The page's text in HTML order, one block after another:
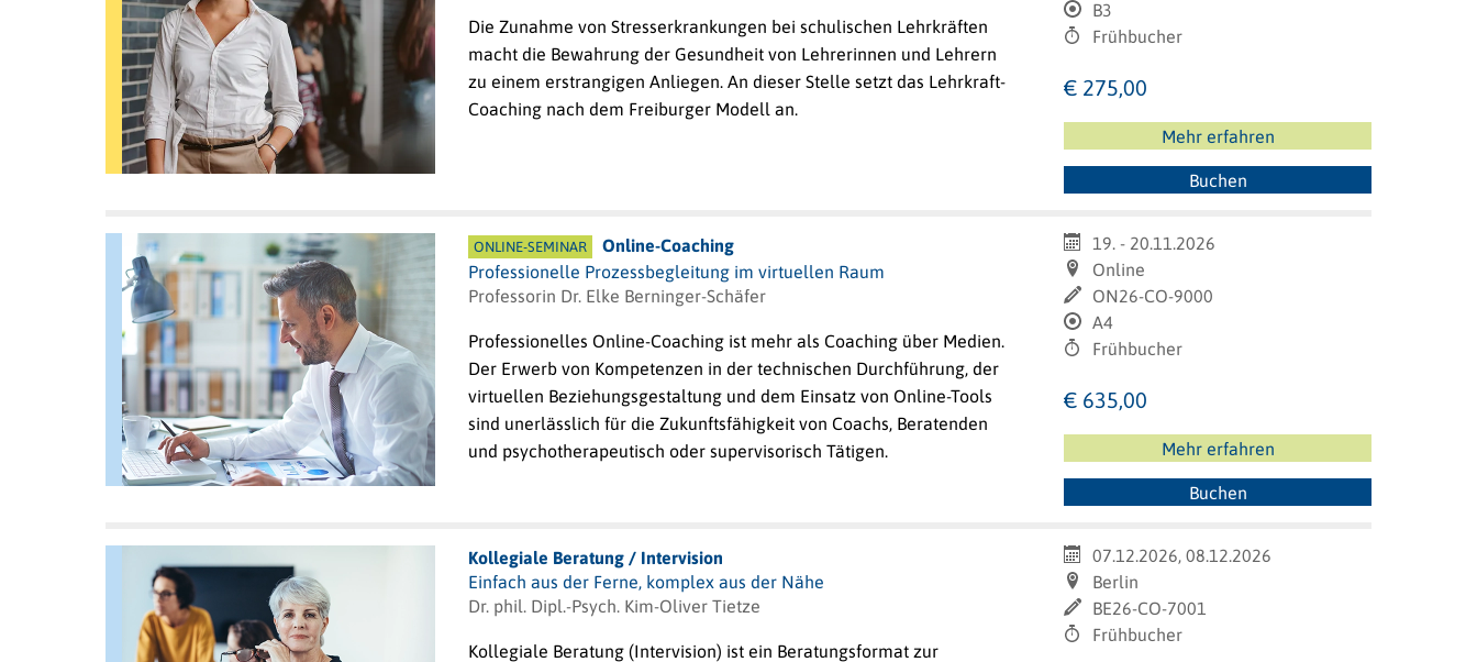
Die Zunahme von Stresserkrankungen bei schulischen Lehrkräften
macht die Bewahrung der Gesundheit von Lehrerinnen und Lehrern
zu einem erstrangigen Anliegen. An dieser Stelle setzt das Lehrkraft-
Coaching nach dem Freiburger Modell an.
B3
Frühbucher
€ 275,00
Mehr erfahren
Buchen
ONLINE-SEMINAR
Online-Coaching
Professionelle Prozessbegleitung im virtuellen Raum
Professorin Dr. Elke Berninger-Schäfer
Professionelles Online-Coaching ist mehr als Coaching über Medien.
Der Erwerb von Kompetenzen in der technischen Durchführung, der
virtuellen Beziehungsgestaltung und dem Einsatz von Online-Tools
sind unerlässlich für die Zukunftsfähigkeit von Coachs, Beratenden
und psychotherapeutisch oder supervisorisch Tätigen.
19. - 20.11.2026
Online
ON26-CO-9000
A4
Frühbucher
€ 635,00
Mehr erfahren
Buchen
Kollegiale Beratung / Intervision
Einfach aus der Ferne, komplex aus der Nähe
Dr. phil. Dipl.-Psych. Kim-Oliver Tietze
Kollegiale Beratung (Intervision) ist ein Beratungsformat zur
07.12.2026, 08.12.2026
Berlin
BE26-CO-7001
Frühbucher